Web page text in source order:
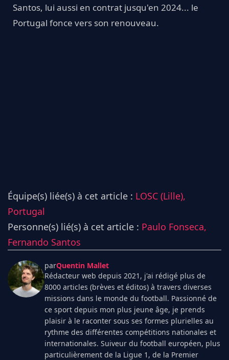
Santos, lui aussi en contrat jusqu'en 2024... le
Portugal fonce vers son renouveau.
Équipe(s) liée(s) à cet article : LOSC (Lille),
Portugal
Personne(s) lié(s) à cet article : Paulo Fonseca,
Fernando Santos
parQuentin Mallet
Rédacteur web depuis 2021, j'ai rédigé plus de
8000 articles (brèves et éditos) à travers diverses
missions dans le monde du football. Passionné de
ce sport depuis mon plus jeune âge, je prends
plaisir à le raconter sous ses formes plurielles au
rythme des différentes compétitions nationales et
internationales. Suiveur du football européen, plus
particulièrement de la Ligue 1, de la Premier